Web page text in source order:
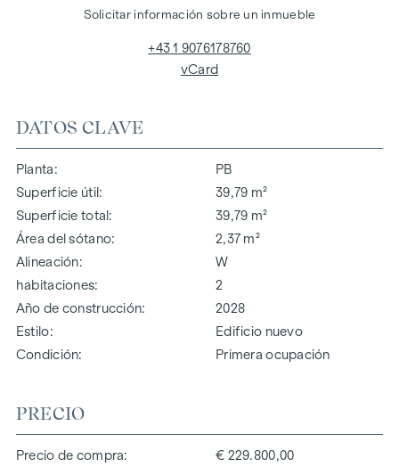
DATOS CLAVE
Planta
PB
Superficie útil
39,79 m²
Superficie total
39,79 m²
Área del sótano
2,37 m²
Alineación
W
habitaciones
2
Año de construcción
2028
Estilo
Edificio nuevo
Condición
Primera ocupación
PRECIO
Precio de compra € 229.800,00
Solicitar información sobre un inmueble
+43 1 9076178760
vCard